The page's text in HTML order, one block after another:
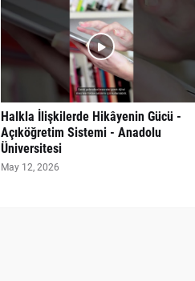
Halkla İlişkilerde Hikâyenin Gücü -
Açıköğretim Sistemi - Anadolu
Üniversitesi
May 12, 2026